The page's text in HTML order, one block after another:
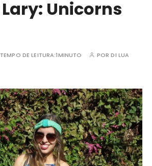
Unicorns
TEMPO DE LEITURA:1MINUTO PORDI LUA